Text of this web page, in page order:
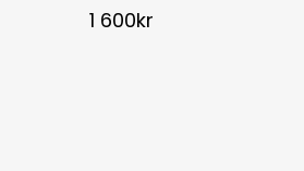
1 600kr